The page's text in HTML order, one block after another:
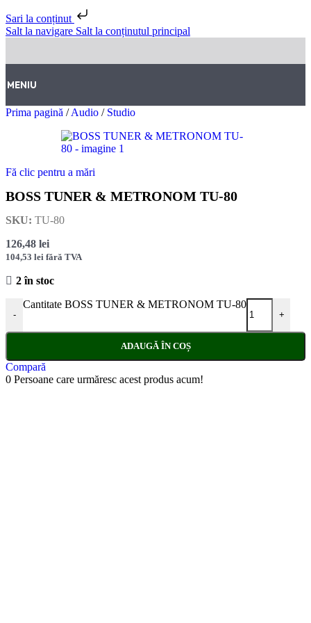
Sari la conținut
Salt la navigare Salt la conținutul principal
MENIU
Prima pagină / Audio / Studio
Fă clic pentru a mări
BOSS TUNER & METRONOM TU-80
SKU: TU-80
126,48 lei
104,53 lei fără TVA
2 în stoc
-
Cantitate BOSS TUNER & METRONOM TU-80
+
ADAUGĂ ÎN COȘ
Compară
0 Persoane care urmăresc acest produs acum!